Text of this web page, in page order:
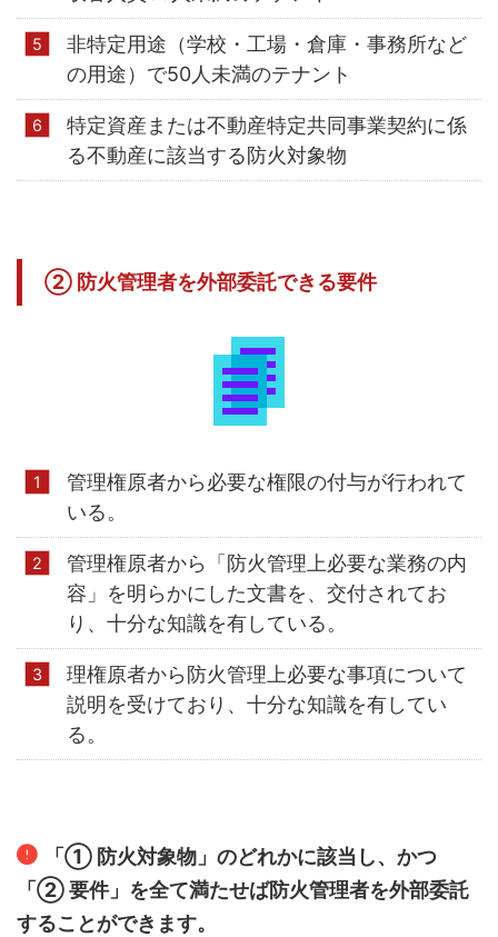
非特定用途（学校・工場・倉庫・事務所など
の用途）で50人未満のテナント
特定資産または不動産特定共同事業契約に係
る不動産に該当する防火対象物
② 防火管理者を外部委託できる要件
管理権原者から必要な権限の付与が行われて
いる。
管理権原者から「防火管理上必要な業務の内
容」を明らかにした文書を、交付されてお
り、十分な知識を有している。
理権原者から防火管理上必要な事項について
説明を受けており、十分な知識を有してい
る。
「① 防火対象物」のどれかに該当し、かつ
「② 要件」を全て満たせば防火管理者を外部委託
することができます。